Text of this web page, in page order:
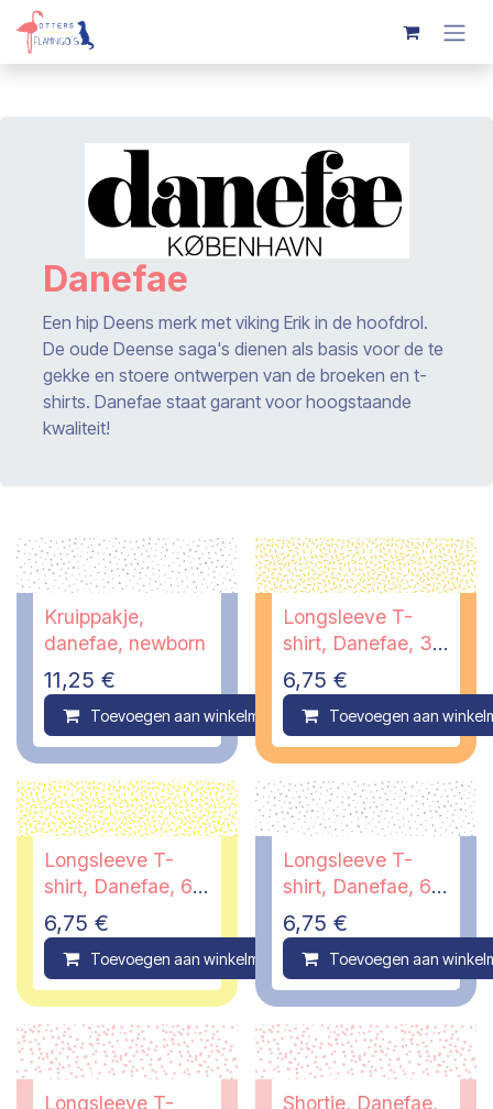
Overslaan naar inhoud
Danefae
Een hip Deens merk met viking Erik in de hoofdrol.
De oude Deense saga's dienen als basis voor de te
gekke en stoere ontwerpen van de broeken en t-
shirts. Danefae staat garant voor hoogstaande
kwaliteit!
Kruippakje,
danefae, newborn
11,25 €
Toevoegen aan winkelmandje Compare
Longsleeve T-
shirt, Danefae, 3
maanden
6,75 €
Toevoegen aan
Longsleeve T-
shirt, Danefae, 6
maanden
6,75 €
Toevoegen aan winkelmandje Compare
Longsleeve T-
shirt, Danefae, 6
maanden
6,75 €
Toevoegen aan
Longsleeve T-
Shortje, Danefae,